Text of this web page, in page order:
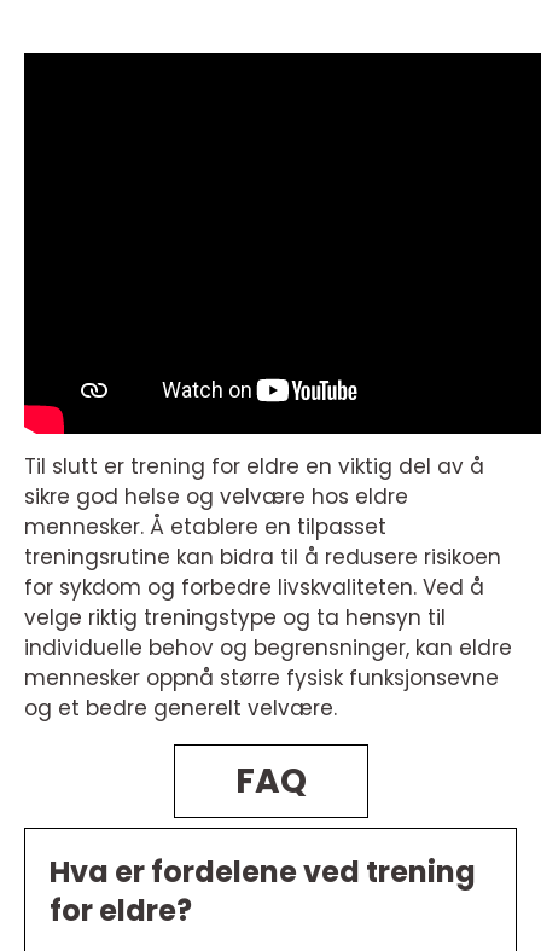
Til slutt er trening for eldre en viktig del av å
sikre god helse og velvære hos eldre
mennesker. Å etablere en tilpasset
treningsrutine kan bidra til å redusere risikoen
for sykdom og forbedre livskvaliteten. Ved å
velge riktig treningstype og ta hensyn til
individuelle behov og begrensninger, kan eldre
mennesker oppnå større fysisk funksjonsevne
og et bedre generelt velvære.
FAQ
Hva er fordelene ved trening
for eldre?